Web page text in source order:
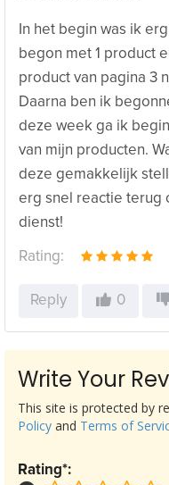
In het begin was ik
begon met 1 product
product van pagina 3
Daarna ben ik
deze week ga ik
van mijn producten.
deze gemakkelijk
erg snel reactie terug
dienst!
Rating:
Reply 0
Write Your
Rating*:
This site is protected by
Policy and Terms of